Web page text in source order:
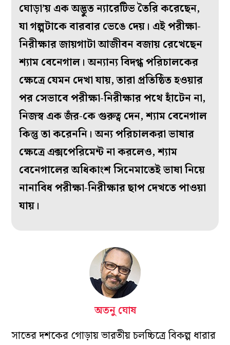
ঘোড়া’য় এক অদ্ভুত ন্যারেটিভ তৈরি করেছেন,
যা গল্পটাকে বারবার ভেঙে দেয়। এই পরীক্ষা-
নিরীক্ষার জায়গাটা আজীবন বজায় রেখেছেন
শ্যাম বেনেগাল। অন্যান্য বিদগ্ধ পরিচালকের
ক্ষেত্রে যেমন দেখা যায়, তারা প্রতিষ্ঠিত হওয়ার
পর সেভাবে পরীক্ষা-নিরীক্ষার পথে হাঁটেন না,
নিজস্ব এক জঁর-কে গুরুত্ব দেন, শ্যাম বেনেগাল
কিন্তু তা করেননি। অন্য পরিচালকরা ভাষার
ক্ষেত্রে এক্সপেরিমেন্ট না করলেও, শ্যাম
বেনেগালের অধিকাংশ সিনেমাতেই ভাষা নিয়ে
নানাবিধ পরীক্ষা-নিরীক্ষার ছাপ দেখতে পাওয়া
যায়।
অতনু ঘোষ
সাতের দশকের গোড়ায় ভারতীয় চলচ্চিত্রে বিকল্প ধারার